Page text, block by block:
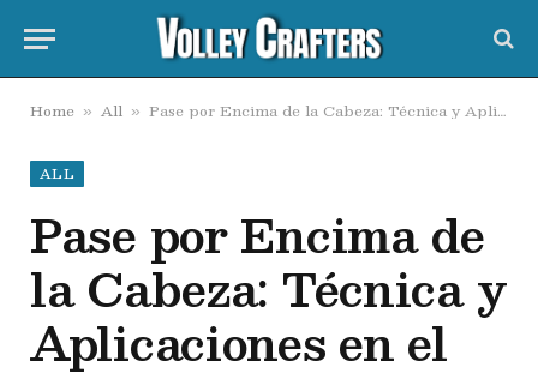
Home » All » Pase por Encima de la Cabeza: Técnica y Aplicaciones en el Baloncesto
ALL
Pase por Encima de
la Cabeza: Técnica y
Aplicaciones en el